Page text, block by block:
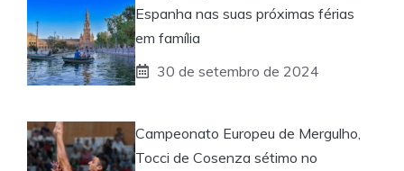
Espanha nas suas próximas férias
em família
30 de setembro de 2024
Campeonato Europeu de Mergulho,
Tocci de Cosenza sétimo no